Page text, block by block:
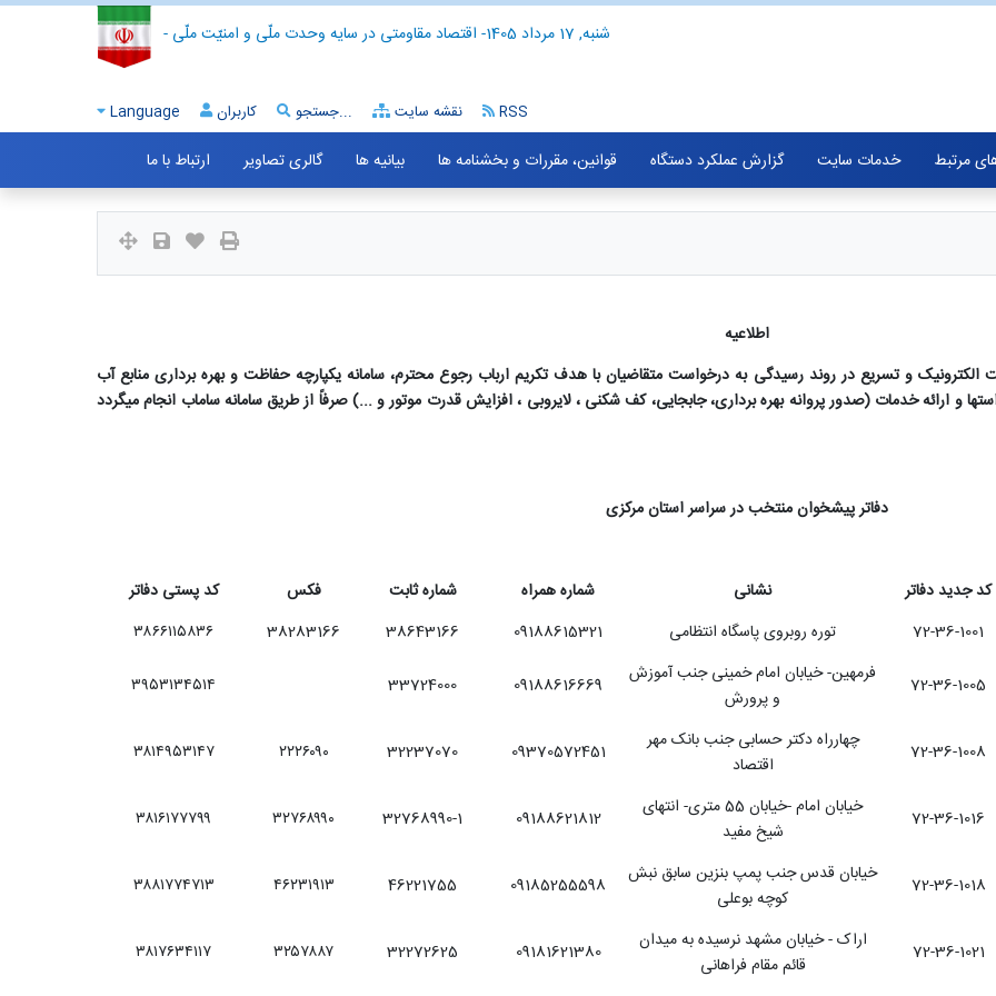
- اقتصاد مقاومتی در سایه وحدت ملّی و امنیّت ملّی - شنبه, 17 مرداد 1405
Language کاربران جستجو... نقشه سایت RSS
مرتبط خدمات سایت گزارش عملکرد دستگاه قوانین، مقررات و بخشنامه ها بیانیه ها گالری تصاویر ارتباط با ما
اطلاعیه
الکترونیک و تسریع در روند رسیدگی به درخواست متقاضیان با هدف تکریم ارباب رجوع محترم، سامانه یکپارچه حفاظت و بهره برداری منابع آب
و از تاریخ 1396/02/01 رسیدگی به درخواستها و ارائه خدمات (صدور پروانه بهره برداری، جابجایی، کف شکنی ، لایروبی ، افزایش قدرت موتور و ...) صرفاً از طریق سامانه ساماب انجام میگردد
دفاتر پیشخوان منتخب در سراسر استان مرکزی
کد جدید دفاتر نشانی شماره همراه شماره ثابت فکس
کد پستی دفاتر
72-36-1001
توره روبروی پاسگاه انتظامی 09188615321
38643166
38283166
۳۸۶۶۱۱۵۸۳۶
72-36-1005
فرمهین- خیابان امام خمینی جنب آموزش
و پرورش
09188616669
33724000 ۳۹۵۳۱۳۴۵۱۴
72-36-1008
چهارراه دکتر حسابی جنب بانک مهر
اقتصاد
09370572451
32237070 ۲۲۲۶۰۹۰ ۳۸۱۴۹۵۳۱۴۷
72-36-1016
خیابان امام -خیابان 55 متری- انتهای
شیخ مفید
09188621812
32768990-1 ۳۲۷۶۸۹۹۰ ۳۸۱۶۱۷۷۷۹۹
72-36-1018
خیابان قدس جنب پمپ بنزین سابق نبش
کوچه بوعلی
09185255598
46221755 ۴۶۲۳۱۹۱۳ ۳۸۸۱۷۷۴۷۱۳
72-36-1021
اراک - خیابان مشهد نرسیده به میدان
قائم مقام فراهانی
09181621380
32272625 ۳۲۵۷۸۸۷ ۳۸۱۷۶۳۴۱۱۷